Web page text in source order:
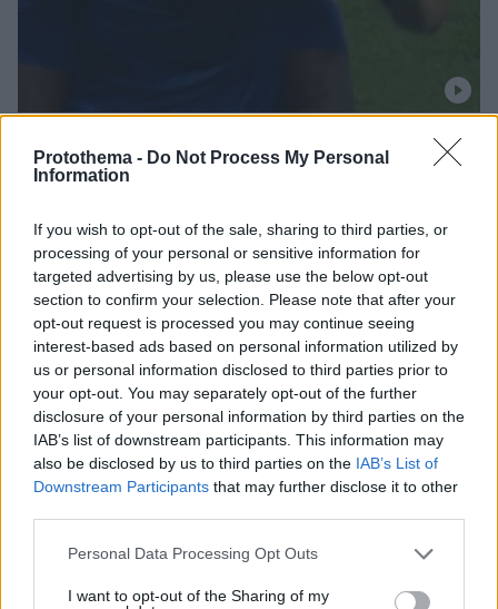
Protothema - Do Not Process My Personal
Information
If you wish to opt-out of the sale, sharing to third parties, or
processing of your personal or sensitive information for
targeted advertising by us, please use the below opt-out
section to confirm your selection. Please note that after your
opt-out request is processed you may continue seeing
interest-based ads based on personal information utilized by
us or personal information disclosed to third parties prior to
your opt-out. You may separately opt-out of the further
disclosure of your personal information by third parties on the
IAB’s list of downstream participants. This information may
also be disclosed by us to third parties on the IAB’s List of
Downstream Participants that may further disclose it to other
Please note that this website/app uses one or more Google
not limited to your visit or usage behaviour. You may click to
Personal Data Processing Opt Outs
I want to opt-out of the Sharing of my
Σκόραρε κόντρα στην Άρσεναλ αλλά δεν πανηγύρισε το
γκολ ο Μαυροπάνος - Βίντεο
στην Premier League με τη φανέλα της Γουέστ Χαμ